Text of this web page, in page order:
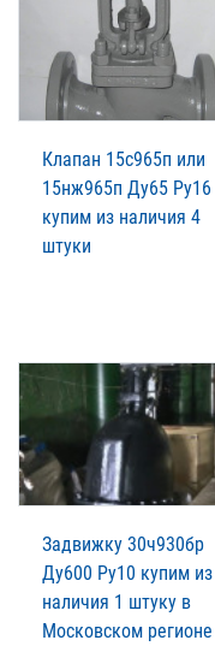
Клапан 15с965п или
15нж965п Ду65 Ру16
купим из наличия 4
штуки
Задвижку 30ч930бр
Ду600 Ру10 купим из
наличия 1 штуку в
Московском регионе